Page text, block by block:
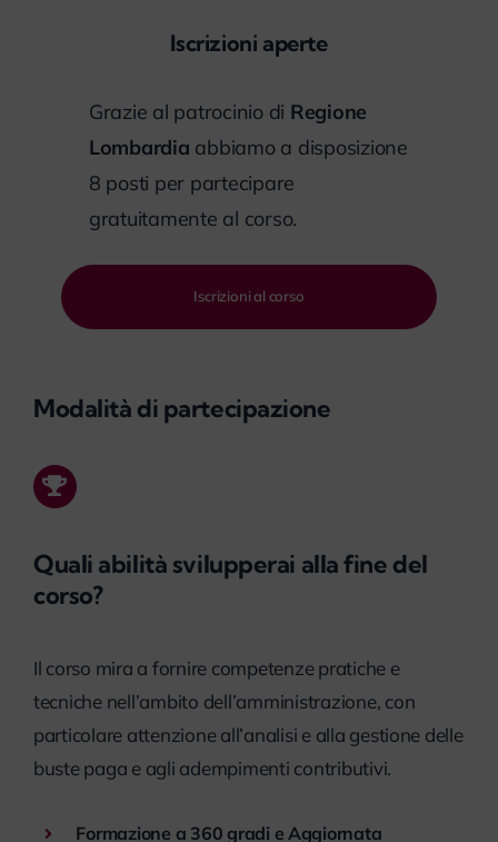
Iscrizioni aperte
Grazie al patrocinio di Regione
Lombardia abbiamo a disposizione
8 posti per partecipare
gratuitamente al corso.
Iscrizioni al corso
Modalità di partecipazione
Quali abilità svilupperai alla fine del
corso?
Il corso mira a fornire competenze pratiche e
tecniche nell’ambito dell’amministrazione, con
particolare attenzione all’analisi e alla gestione delle
buste paga e agli adempimenti contributivi.
Formazione a 360 gradi e Aggiornata